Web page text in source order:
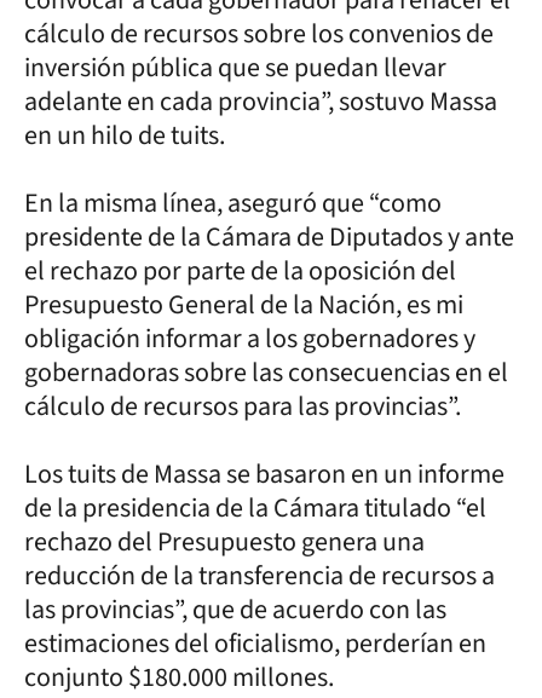
cálculo de recursos sobre los convenios de
inversión pública que se puedan llevar
adelante en cada provincia”, sostuvo Massa
en un hilo de tuits.
En la misma línea, aseguró que “como
presidente de la Cámara de Diputados y ante
el rechazo por parte de la oposición del
Presupuesto General de la Nación, es mi
obligación informar a los gobernadores y
gobernadoras sobre las consecuencias en el
cálculo de recursos para las provincias”.
Los tuits de Massa se basaron en un informe
de la presidencia de la Cámara titulado “el
rechazo del Presupuesto genera una
reducción de la transferencia de recursos a
las provincias”, que de acuerdo con las
estimaciones del oficialismo, perderían en
conjunto $180.000 millones.